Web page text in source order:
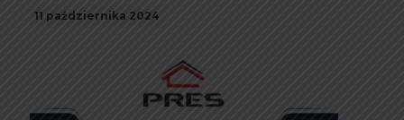
11 października 2024